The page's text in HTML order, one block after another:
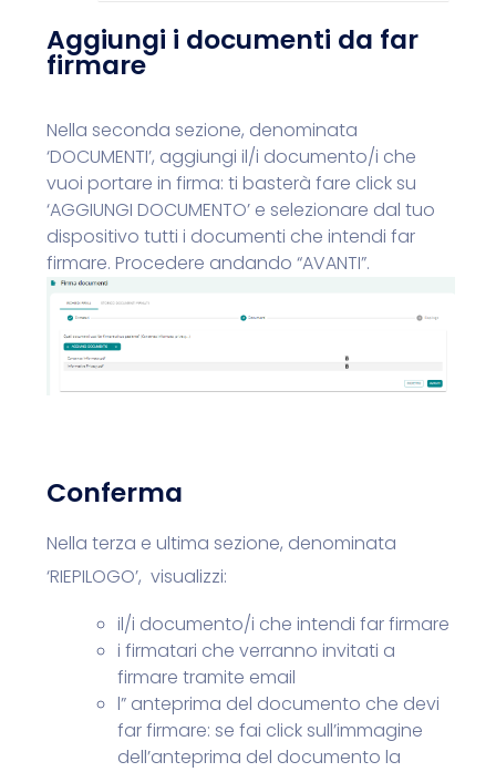
Aggiungi i documenti da far
firmare
Nella seconda sezione, denominata
‘DOCUMENTI’, aggiungi il/i documento/i che
vuoi portare in firma: ti basterà fare click su
‘AGGIUNGI DOCUMENTO’ e selezionare dal tuo
dispositivo tutti i documenti che intendi far
firmare. Procedere andando “AVANTI”.
Conferma
Nella terza e ultima sezione, denominata
‘RIEPILOGO’, visualizzi:
il/i documento/i che intendi far firmare
i firmatari che verranno invitati a
firmare tramite email
l” anteprima del documento che devi
far firmare: se fai click sull’immagine
dell’anteprima del documento la